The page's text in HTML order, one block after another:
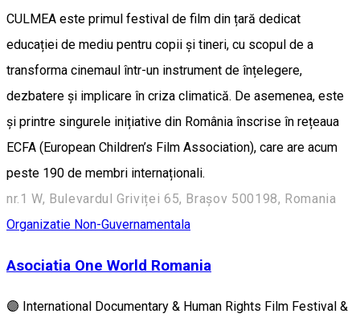
CULMEA este primul festival de film din țară dedicat
educației de mediu pentru copii și tineri, cu scopul de a
transforma cinemaul într-un instrument de înțelegere,
dezbatere și implicare în criza climatică. De asemenea, este
şi printre singurele inițiative din România înscrise în rețeaua
ECFA (European Children’s Film Association), care are acum
peste 190 de membri internaționali.
nr.1 W, Bulevardul Griviței 65, Brașov 500198, Romania
Organizatie Non-Guvernamentala
Asociatia One World Romania
🟣 International Documentary & Human Rights Film Festival &